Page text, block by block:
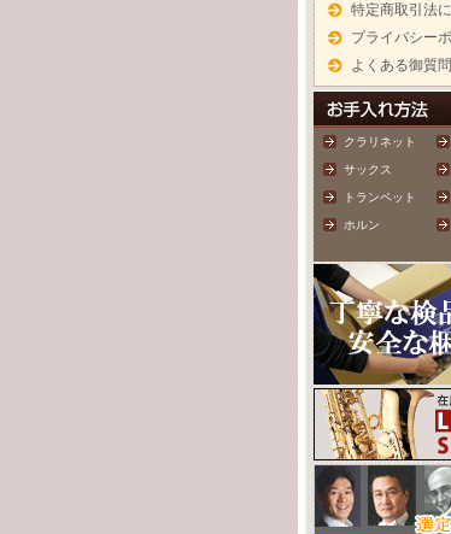
特定商取引法
プライバシー
よくある御質問
クラリネット
サックス
トランペット
ホルン